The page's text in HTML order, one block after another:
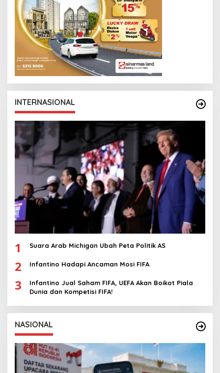
INTERNASIONAL
1 Suara Arab Michigan Ubah Peta Politik AS
2 Infantino Hadapi Ancaman Mosi FIFA
3
Infantino Jual Saham FIFA, UEFA Akan Boikot Piala
Dunia dan Kompetisi FIFA!
NASIONAL